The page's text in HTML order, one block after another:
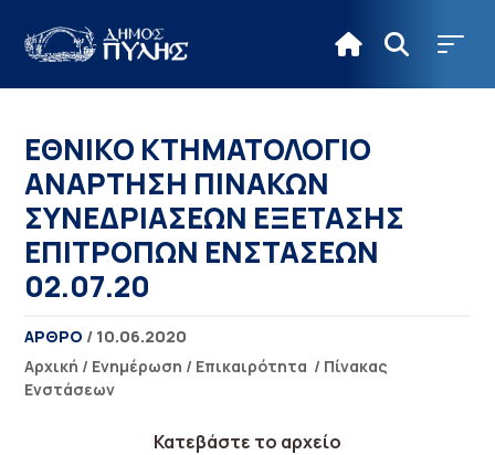
ΕΘΝΙΚΟ ΚΤΗΜΑΤΟΛΟΓΙΟ
ΑΝΑΡΤΗΣΗ ΠΙΝΑΚΩΝ
ΣΥΝΕΔΡΙΑΣΕΩΝ ΕΞΕΤΑΣΗΣ
ΕΠΙΤΡΟΠΩΝ ΕΝΣΤΑΣΕΩΝ
02.07.20
ΑΡΘΡΟ / 10.06.2020
Αρχική / Ενημέρωση / Επικαιρότητα / Πίνακας
Ενστάσεων
Κατεβάστε το αρχείο